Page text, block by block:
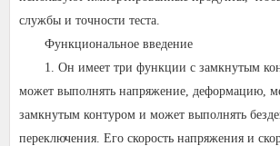
службы и точности теста.
Функциональное введение
1. Он имеет три функции с замкнутым
может выполнять напряжение, деформацию,
замкнутым контуром и может выполнять
переключения. Его скорость напряжения и